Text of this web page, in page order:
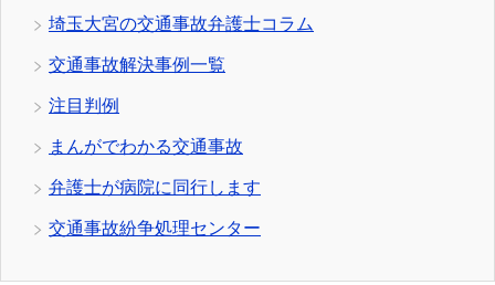
埼玉大宮の交通事故弁護士コラム
交通事故解決事例一覧
注目判例
まんがでわかる交通事故
弁護士が病院に同行します
交通事故紛争処理センター